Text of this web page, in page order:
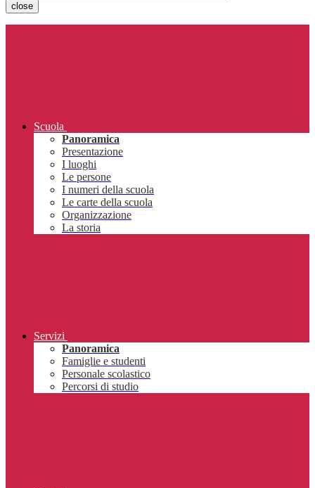
close
Scuola
Panoramica
Presentazione
I luoghi
Le persone
I numeri della scuola
Le carte della scuola
Organizzazione
La storia
Servizi
Panoramica
Famiglie e studenti
Personale scolastico
Percorsi di studio